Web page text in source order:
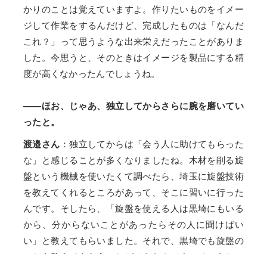
かりのことは覚えていますよ。作りたいものをイメー
ジして作業をするんだけど、完成したものは「なんだ
これ？」って思うような出来栄えだったことがありま
した。今思うと、そのときはイメージを製品にする精
度が高くなかったんでしょうね。
——ほお、じゃあ、独立してからさらに腕を磨いてい
ったと。
渡邉さん ：独立してからは「会う人に助けてもらった
な」と感じることが多くなりましたね。木材を削る旋
盤という機械を使いたくて調べたら、埼玉に旋盤技術
を教えてくれるところがあって、そこに習いに行った
んです。そしたら、「旋盤を使える人は黒埼にもいる
から、分からないことがあったらその人に聞けばい
い」と教えてもらいました。それで、黒埼でも旋盤の